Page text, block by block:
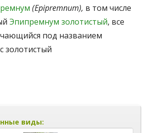
(Epipremnum), в том числе
Эпипремнум золотистый, все
под названием
золотистый
виды: